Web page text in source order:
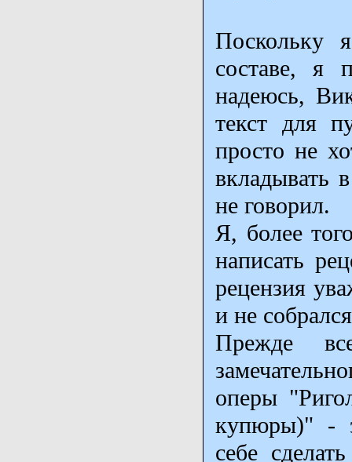
Поскольку
составе, я
надеюсь,
текст для
просто не
вкладывать
не говорил.
Я, более
написать
рецензия
и не
Прежде
оперы
купюры)" -
себе